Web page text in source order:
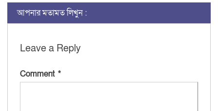
আপনার মতামত লিখুন :
Leave a Reply
Comment *